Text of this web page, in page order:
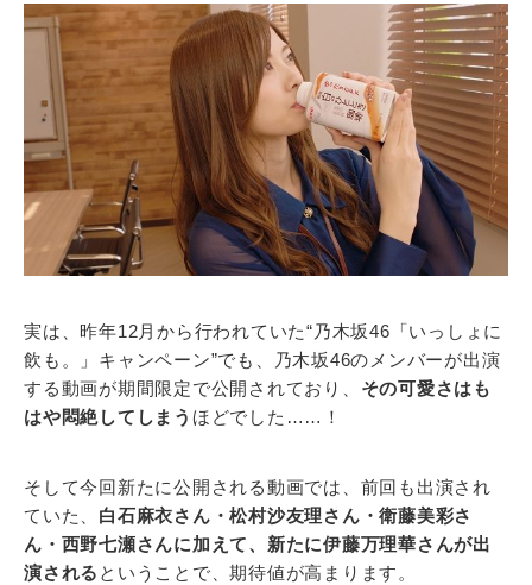
実は、昨年12月から行われていた“乃木坂46「いっしょに
飲も。」キャンペーン”でも、乃木坂46のメンバーが出演
する動画が期間限定で公開されており、 その可愛さはも
はや悶絶してしまう ほどでした……！
そして今回新たに公開される動画では、前回も出演され
ていた、 白石麻衣さん・松村沙友理さん・衛藤美彩さ
ん・西野七瀬さんに加えて、新たに伊藤万理華さんが出
演される ということで、期待値が高まります。